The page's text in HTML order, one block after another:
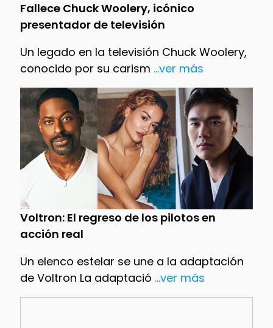
Fallece Chuck Woolery, icónico
presentador de televisión
Un legado en la televisión Chuck Woolery,
conocido por su carism ...ver más
Voltron: El regreso de los pilotos en
acción real
Un elenco estelar se une a la adaptación
de Voltron La adaptació ...ver más